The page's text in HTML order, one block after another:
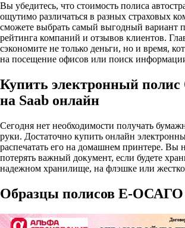
Вы убедитесь, что стоимость полиса
ощутимо различаться в разных страховых
сможете выбрать самый выгодный вариант
рейтинга компаний и отзывов клиентов.
сэкономите не только деньги, но и время,
на посещение офисов или поиск
Купить электронный
на Saab онлайн
Сегодня нет необходимости получать
руки. Достаточно купить онлайн
распечатать его на домашнем принтере. Вы
потерять важный документ, если будете
надежном хранилище, на флэшке или
Образцы полисов E-ОСАГО